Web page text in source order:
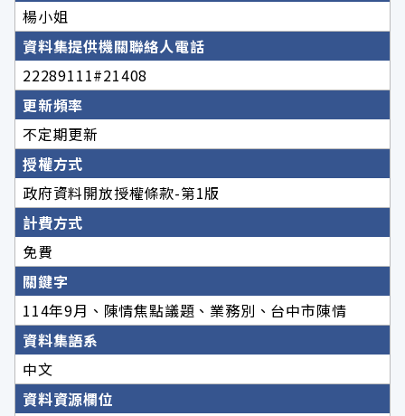
楊小姐
資料集提供機關聯絡人電話
22289111#21408
更新頻率
不定期更新
授權方式
政府資料開放授權條款-第1版
計費方式
免費
關鍵字
114年9月、陳情焦點議題、業務別、台中市陳情
資料集語系
中文
資料資源欄位